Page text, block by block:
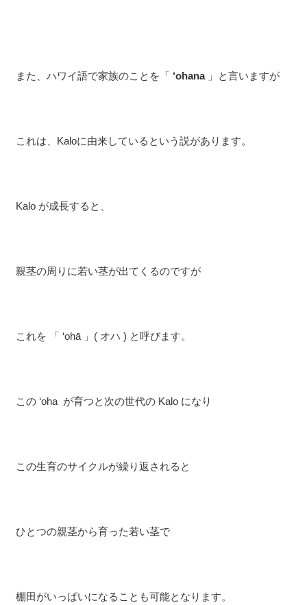
また、ハワイ語で家族のことを「 ‘ohana」と言いますが
これは、Kaloに由来しているという説があります。
Kalo が成長すると、
親茎の周りに若い茎が出てくるのですが
これを 「 ‘ohā 」( オハ ) と呼びます。
この ‘oha が育つと次の世代の Kalo になり
この生育のサイクルが繰り返されると
ひとつの親茎から育った若い茎で
棚田がいっぱいになることも可能となります。